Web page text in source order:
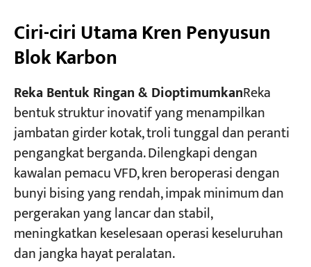
Ciri-ciri Utama Kren Penyusun
Blok Karbon
Reka Bentuk Ringan & DioptimumkanReka
bentuk struktur inovatif yang menampilkan
jambatan girder kotak, troli tunggal dan peranti
pengangkat berganda. Dilengkapi dengan
kawalan pemacu VFD, kren beroperasi dengan
bunyi bising yang rendah, impak minimum dan
pergerakan yang lancar dan stabil,
meningkatkan keselesaan operasi keseluruhan
dan jangka hayat peralatan.